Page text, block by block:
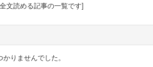
文読める記事の一覧です]
りませんでした。